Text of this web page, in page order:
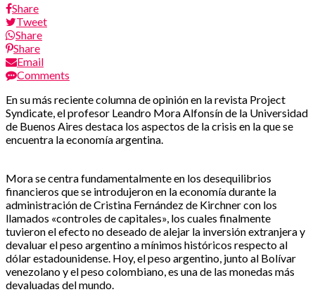
Share
Tweet
Share
Share
Email
Comments
En su más reciente columna de opinión en la revista Project
Syndicate, el profesor Leandro Mora Alfonsín de la Universidad
de Buenos Aires destaca los aspectos de la crisis en la que se
encuentra la economía argentina.
Mora se centra fundamentalmente en los desequilibrios
financieros que se introdujeron en la economía durante la
administración de Cristina Fernández de Kirchner con los
llamados «controles de capitales», los cuales finalmente
tuvieron el efecto no deseado de alejar la inversión extranjera y
devaluar el peso argentino a mínimos históricos respecto al
dólar estadounidense. Hoy, el peso argentino, junto al Bolívar
venezolano y el peso colombiano, es una de las monedas más
devaluadas del mundo.